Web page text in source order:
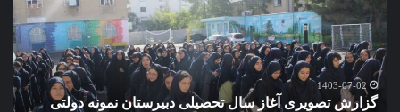
آغاز
سال
تحصیلی
دبیرستان
نمونه
دولتی
1403-07-02
گزارش تصویری آغاز سال تحصیلی دبیرستان نمونه دولتی